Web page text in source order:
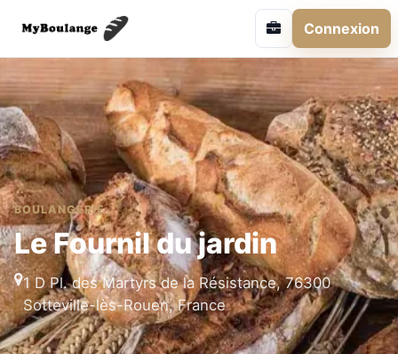
Connexion
BOULANGERIE
Le Fournil du jardin
1 D Pl. des Martyrs de la Résistance, 76300
Sotteville-lès-Rouen, France